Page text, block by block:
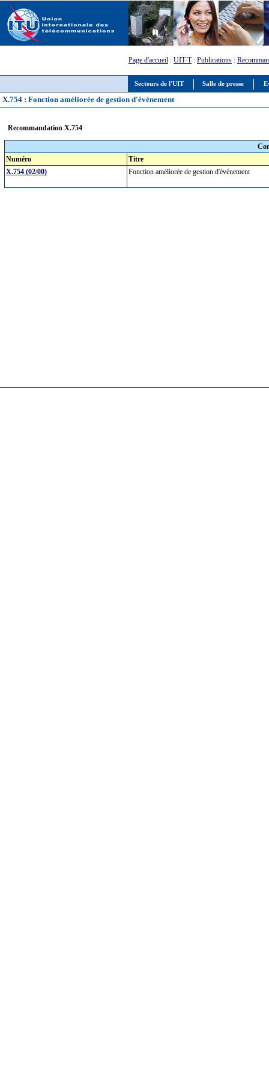
Secteurs de l'UIT Salle de presse
Page d'accueil : UIT-T: Publications :
X.754 : Fonction améliorée de gestion d'événement
Recommandation X.754
Numéro
Titre
X.754 (02/00)
Fonction améliorée de gestion d'événement